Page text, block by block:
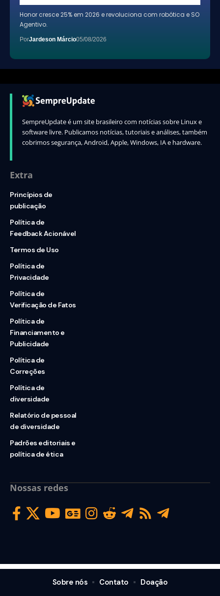
Honor cresce 25% em 2026 e revoluciona com robótica e SO
Agentivo.
PorJardeson Márcio05/08/2026
SempreUpdate é um site brasileiro com notícias sobre Linux e
software livre. Publicamos notícias, tutoriais e análises, também
cobrimos segurança, Android, Apple, Windows, IA e hardware.
Extra
Princípios de
publicação
Política de
Feedback Acionável
Termos de Uso
Política de
Privacidade
Política de
Verificação de Fatos
Política de
Financiamento e
Publicidade
Política de
Correções
Política de
diversidade
Relatório de pessoal
de diversidade
Padrões editoriais e
política de ética
Nossas redes
Sobre nós Contato Doação